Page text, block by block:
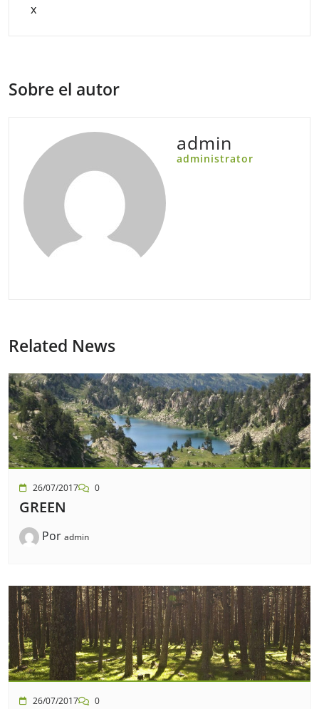
x
Sobre el autor
admin
administrator
Related News
26/07/2017 0
GREEN
Por admin
26/07/2017 0